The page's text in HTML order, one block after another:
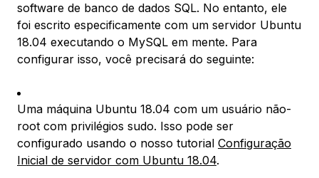
software de banco de dados SQL. No entanto, ele
foi escrito especificamente com um servidor Ubuntu
18.04 executando o MySQL em mente. Para
configurar isso, você precisará do seguinte:
Uma máquina Ubuntu 18.04 com um usuário não-
root com privilégios sudo. Isso pode ser
configurado usando o nosso tutorial Configuração
Inicial de servidor com Ubuntu 18.04.